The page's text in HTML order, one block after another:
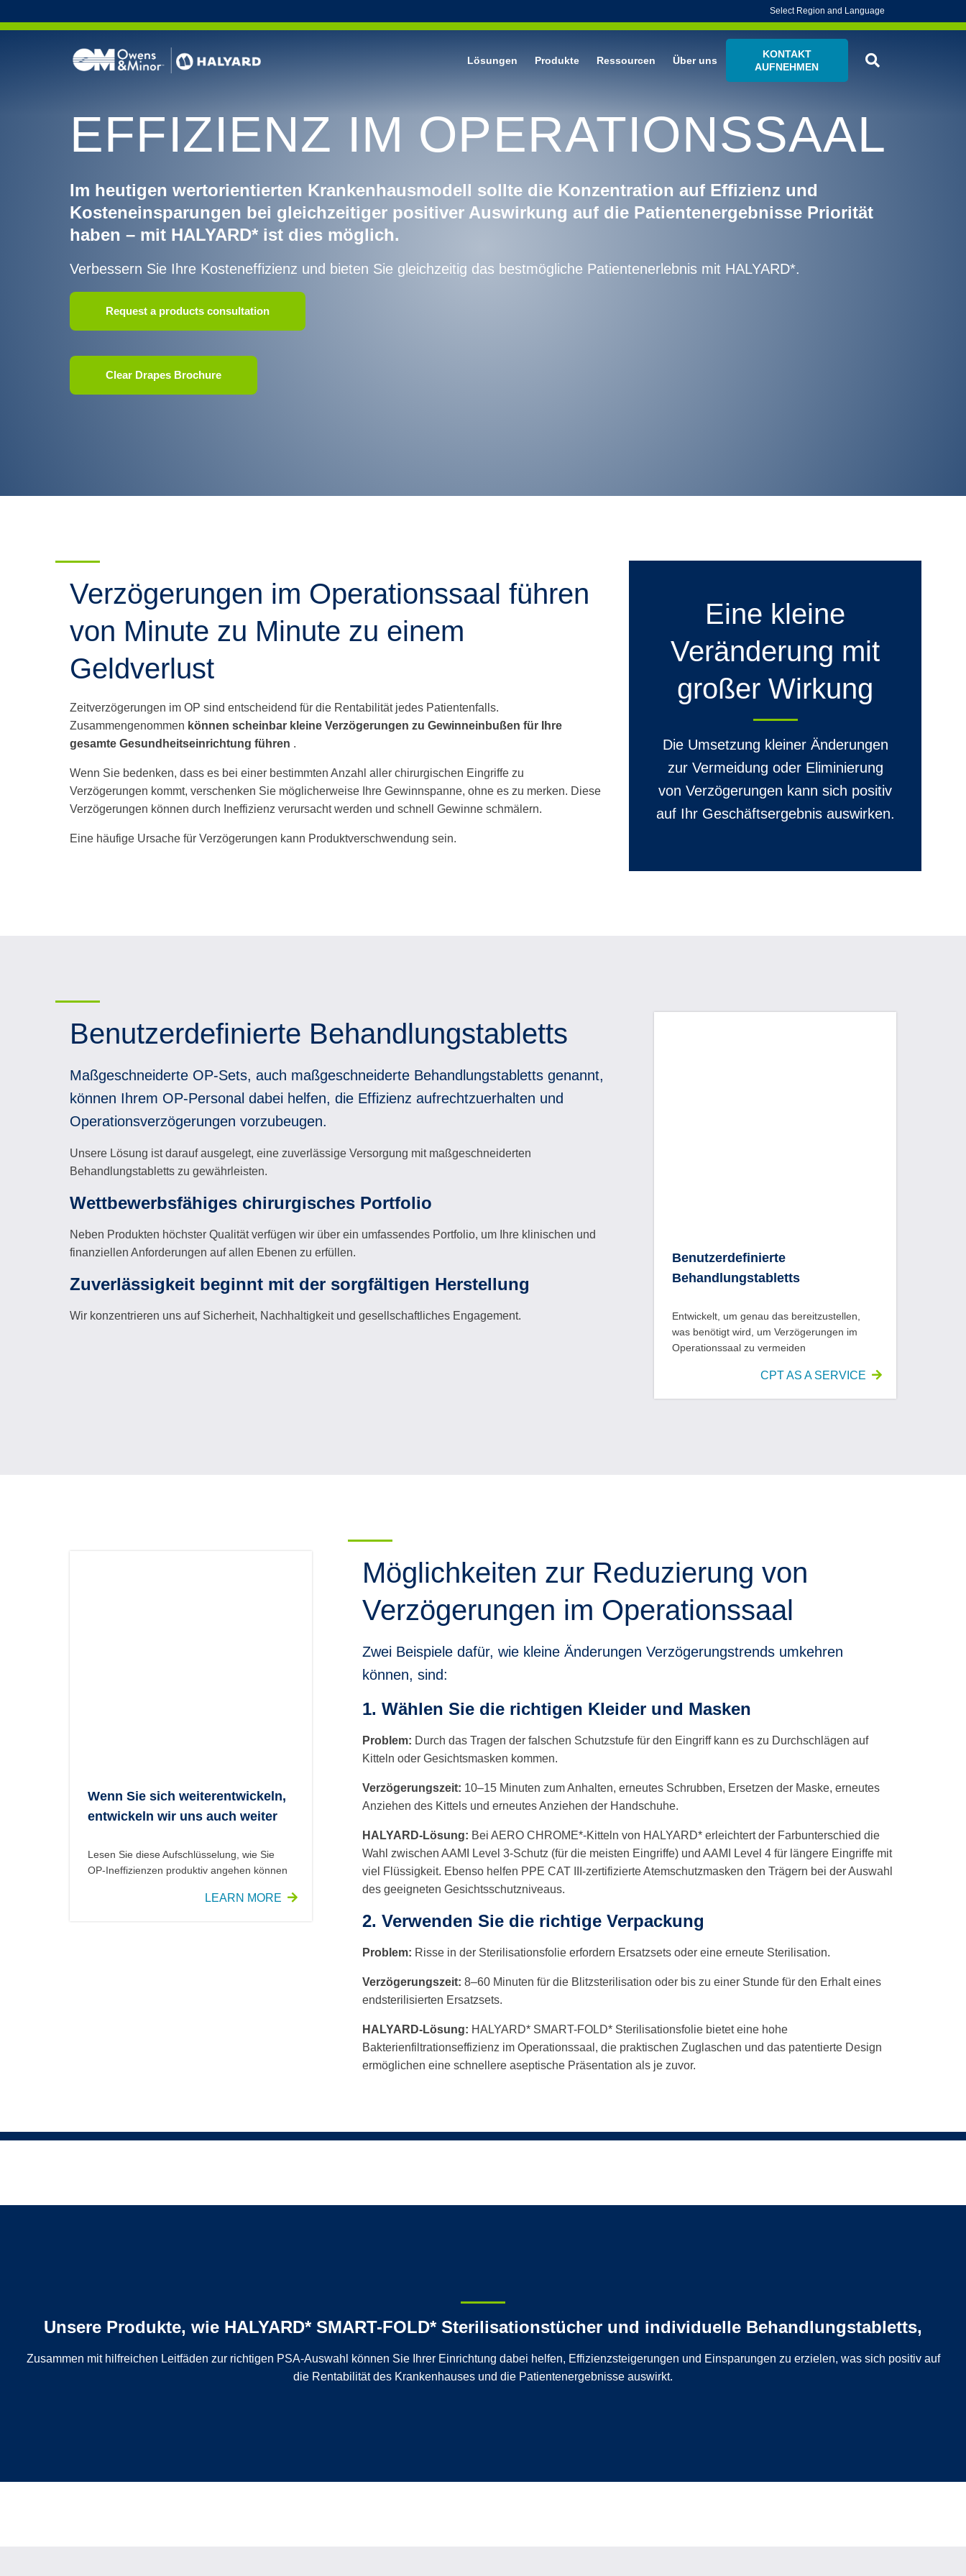
Select Region and Language
Lösungen
Bekleidung
Medizinische Untersuchungshandschuhe aus Nitril
Produkte Ressourcen Über uns
KONTAKT
AUFNEHMEN
EFFIZIENZ IM OPERATIONSSAAL
Im heutigen wertorientierten Krankenhausmodell sollte die Konzentration auf Effizienz und
Kosteneinsparungen bei gleichzeitiger positiver Auswirkung auf die Patientenergebnisse Priorität
haben – mit HALYARD* ist dies möglich.
Verbessern Sie Ihre Kosteneffizienz und bieten Sie gleichzeitig das bestmögliche Patientenerlebnis mit HALYARD*.
Request a products consultation
Clear Drapes Brochure
Verzögerungen im Operationssaal führen
von Minute zu Minute zu einem
Geldverlust
Zeitverzögerungen im OP sind entscheidend für die Rentabilität jedes Patientenfalls.
Zusammengenommen können scheinbar kleine Verzögerungen zu Gewinneinbußen für Ihre
gesamte Gesundheitseinrichtung führen .
Wenn Sie bedenken, dass es bei einer bestimmten Anzahl aller chirurgischen Eingriffe zu
Verzögerungen kommt, verschenken Sie möglicherweise Ihre Gewinnspanne, ohne es zu merken. Diese
Verzögerungen können durch Ineffizienz verursacht werden und schnell Gewinne schmälern.
Eine häufige Ursache für Verzögerungen kann Produktverschwendung sein.
Eine kleine
Veränderung mit
großer Wirkung
Die Umsetzung kleiner Änderungen
zur Vermeidung oder Eliminierung
von Verzögerungen kann sich positiv
auf Ihr Geschäftsergebnis auswirken.
Benutzerdefinierte Behandlungstabletts
Maßgeschneiderte OP-Sets, auch maßgeschneiderte Behandlungstabletts genannt,
können Ihrem OP-Personal dabei helfen, die Effizienz aufrechtzuerhalten und
Operationsverzögerungen vorzubeugen.
Unsere Lösung ist darauf ausgelegt, eine zuverlässige Versorgung mit maßgeschneiderten
Behandlungstabletts zu gewährleisten.
Wettbewerbsfähiges chirurgisches Portfolio
Neben Produkten höchster Qualität verfügen wir über ein umfassendes Portfolio, um Ihre klinischen und
finanziellen Anforderungen auf allen Ebenen zu erfüllen.
Zuverlässigkeit beginnt mit der sorgfältigen Herstellung
Wir konzentrieren uns auf Sicherheit, Nachhaltigkeit und gesellschaftliches Engagement.
Benutzerdefinierte
Behandlungstabletts
Entwickelt, um genau das bereitzustellen,
was benötigt wird, um Verzögerungen im
Operationssaal zu vermeiden
CPT AS A SERVICE
Wenn Sie sich weiterentwickeln,
entwickeln wir uns auch weiter
Lesen Sie diese Aufschlüsselung, wie Sie
OP-Ineffizienzen produktiv angehen können
LEARN MORE
Möglichkeiten zur Reduzierung von
Verzögerungen im Operationssaal
Zwei Beispiele dafür, wie kleine Änderungen Verzögerungstrends umkehren
können, sind:
1. Wählen Sie die richtigen Kleider und Masken
Problem: Durch das Tragen der falschen Schutzstufe für den Eingriff kann es zu Durchschlägen auf
Kitteln oder Gesichtsmasken kommen.
Verzögerungszeit: 10–15 Minuten zum Anhalten, erneutes Schrubben, Ersetzen der Maske, erneutes
Anziehen des Kittels und erneutes Anziehen der Handschuhe.
HALYARD-Lösung: Bei AERO CHROME*-Kitteln von HALYARD* erleichtert der Farbunterschied die
Wahl zwischen AAMI Level 3-Schutz (für die meisten Eingriffe) und AAMI Level 4 für längere Eingriffe mit
viel Flüssigkeit. Ebenso helfen PPE CAT III-zertifizierte Atemschutzmasken den Trägern bei der Auswahl
des geeigneten Gesichtsschutzniveaus.
2. Verwenden Sie die richtige Verpackung
Problem: Risse in der Sterilisationsfolie erfordern Ersatzsets oder eine erneute Sterilisation.
Verzögerungszeit: 8–60 Minuten für die Blitzsterilisation oder bis zu einer Stunde für den Erhalt eines
endsterilisierten Ersatzsets.
HALYARD-Lösung: HALYARD* SMART-FOLD* Sterilisationsfolie bietet eine hohe
Bakterienfiltrationseffizienz im Operationssaal, die praktischen Zuglaschen und das patentierte Design
ermöglichen eine schnellere aseptische Präsentation als je zuvor.
Unsere Produkte, wie HALYARD* SMART-FOLD* Sterilisationstücher und individuelle Behandlungstabletts,
Zusammen mit hilfreichen Leitfäden zur richtigen PSA-Auswahl können Sie Ihrer Einrichtung dabei helfen, Effizienzsteigerungen und Einsparungen zu erzielen, was sich positiv auf
die Rentabilität des Krankenhauses und die Patientenergebnisse auswirkt.